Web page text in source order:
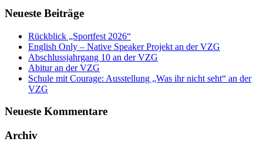
Neueste Beiträge
Rückblick „Sportfest 2026“
English Only – Native Speaker Projekt an der VZG
Abschlussjahrgang 10 an der VZG
Abitur an der VZG
Schule mit Courage: Ausstellung „Was ihr nicht seht“ an der
VZG
Neueste Kommentare
Archiv